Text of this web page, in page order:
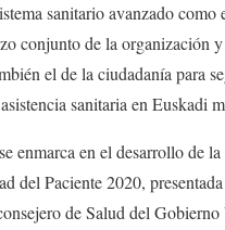
sanitario avanzado como
conjunto de la organización y
el de la ciudadanía para
sanitaria en Euskadi
enmarca en el desarrollo de la
del Paciente 2020,
de Salud del Gobierno